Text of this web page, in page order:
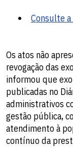
Consulte
Os atos não
revogação das
informou que
publicadas no
administrativos
gestão pública,
atendimento à
contínuo da